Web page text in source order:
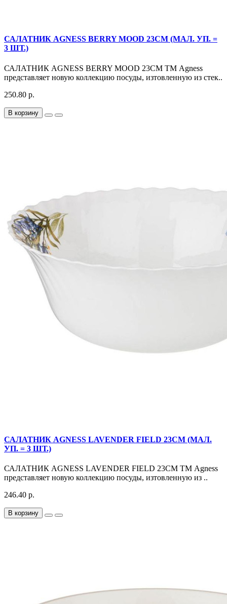
САЛАТНИК AGNESS BERRY MOOD 23CM (МАЛ. УП. =
3 ШТ.)
САЛАТНИК AGNESS BERRY MOOD 23CM ТМ Agness
представляет новую коллекцию посуды, изтовленную из стек..
250.80 р.
В корзину
САЛАТНИК AGNESS LAVENDER FIELD 23СМ (МАЛ.
УП. = 3 ШТ.)
САЛАТНИК AGNESS LAVENDER FIELD 23СМ ТМ Agness
представляет новую коллекцию посуды, изтовленную из ..
246.40 р.
В корзину